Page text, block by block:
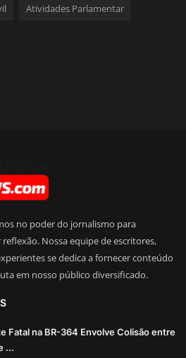
Atividades Parlamentar
no poder do jornalismo para
Nossa equipe de escritores,
se dedica a fornecer conteúdo
em nosso público diversificado.
Fatal na BR-364 Envolve Colisão entre
...